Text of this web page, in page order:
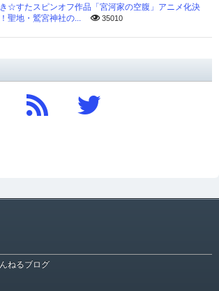
☆すたスピンオフ作品「宮河家の空腹」アニメ化決
聖地・鷲宮神社の...
35010
ねるブログ